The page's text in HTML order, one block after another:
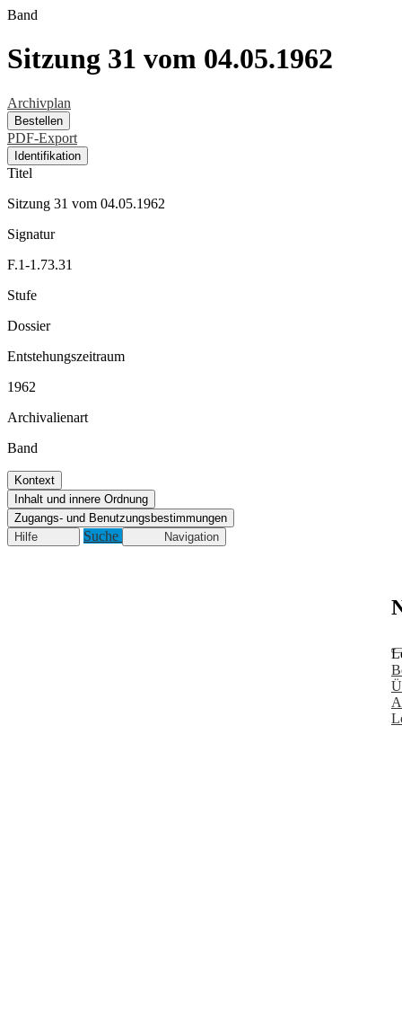
Band
Sitzung 31 vom 04.05.1962
Archivplan
Bestellen
PDF-Export
Identifikation
Titel
Sitzung 31 vom 04.05.1962
Signatur
F.1-1.73.31
Stufe
Dossier
Entstehungszeitraum
1962
Archivalienart
Band
Kontext
Inhalt und innere Ordnung
Zugangs- und Benutzungsbestimmungen
Hilfe
Suche Navigation